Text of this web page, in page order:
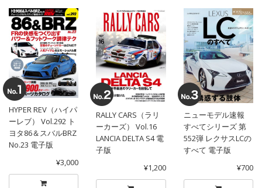
HYPER REV（ハイパ
ーレブ） Vol.292 ト
ヨタ86＆スバルBRZ
No.23 電子版
¥3,000
RALLY CARS（ラリ
ーカーズ） Vol.16
LANCIA DELTA S4 電
子版
¥1,200
ニューモデル速報
すべてシリーズ 第
552弾 レクサスLCの
すべて 電子版
¥700